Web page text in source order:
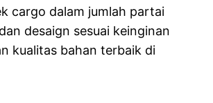
cargo dalam jumlah partai
desaign sesuai keinginan
kualitas bahan terbaik di